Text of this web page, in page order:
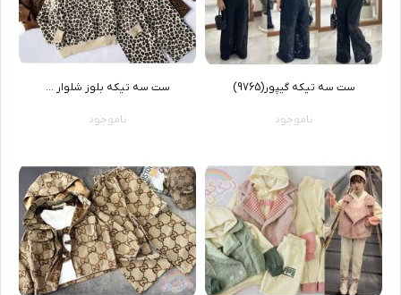
ست سه تیکه گیپور(9765)
ناموجود
ست سه تيکه بلوز شلوار ...
ناموجود